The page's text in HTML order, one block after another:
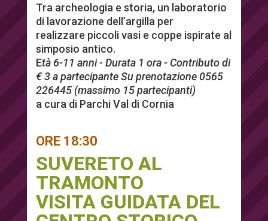
Tra archeologia e storia, un laboratorio
di lavorazione dell’argilla per
realizzare piccoli vasi e coppe ispirate al
simposio antico.
Età 6-11 anni - Durata 1 ora - Contributo di
€ 3 a partecipante Su prenotazione 0565
226445 (massimo 15 partecipanti)
a cura di Parchi Val di Cornia
ORE 18:30
SUVERETO AL
TRAMONTO
VISITA GUIDATA DEL